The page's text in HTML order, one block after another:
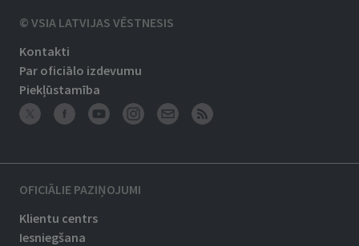
© VSIA LATVIJAS VĒSTNESIS
Kontakti
Par oficiālo izdevumu
Piekļūstamība
OFICIĀLIE PAZIŅOJUMI
Klientu centrs
Iesniegšana